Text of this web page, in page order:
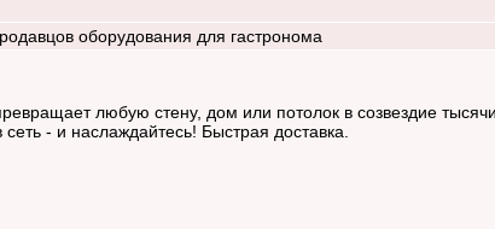
оборудования для гастронома
любую стену, дом или потолок в созвездие
сеть - и наслаждайтесь! Быстрая доставка.